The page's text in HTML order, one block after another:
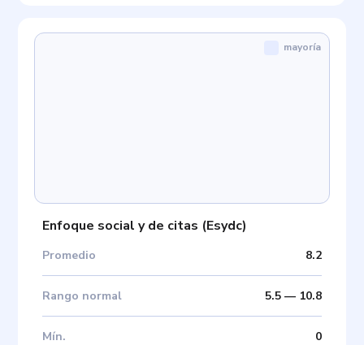
Enfoque social y de citas (Esydc)
Promedio 8.2
Rango normal 5.5— 10.8
Mín. 0
mayoría